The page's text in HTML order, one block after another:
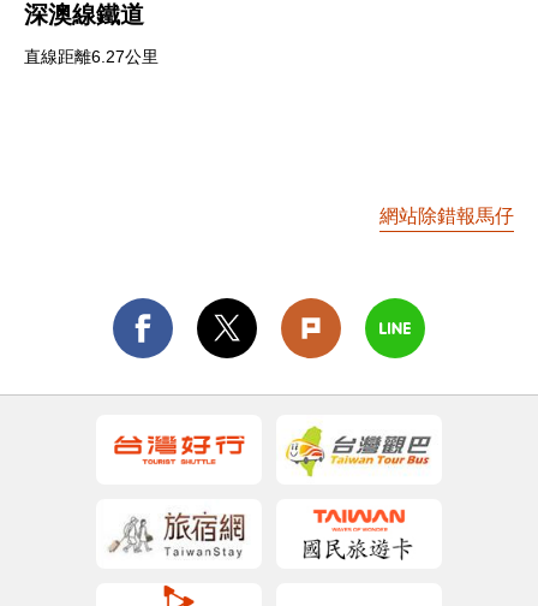
深澳線鐵道
直線距離6.27公里
網站除錯報馬仔